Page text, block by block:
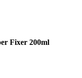
Fixer 200ml